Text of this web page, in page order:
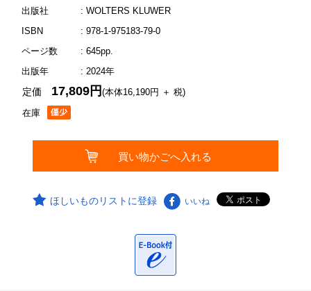
出版社
: WOLTERS KLUWER
ISBN
: 978-1-975183-79-0
ページ数
: 645pp.
出版年
: 2024年
在庫
定価 17,809円(本体16,190円 ＋ 税)
ほしいものリストに登録 いいね